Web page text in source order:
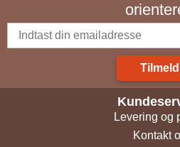
Tilmeld
Levering og
Kontakt